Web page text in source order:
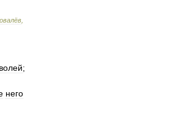
волей;
него